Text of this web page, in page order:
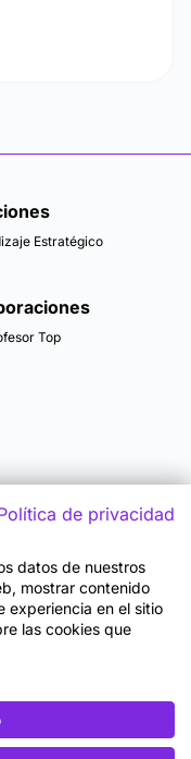
Estratégico
Top
de Uso
de privacidad
datos de nuestros
mostrar contenido
experiencia en el sitio
las cookies que